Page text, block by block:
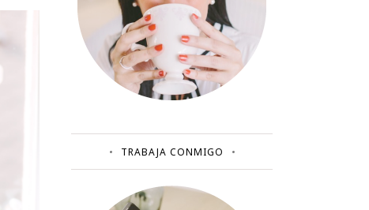
TRABAJA CONMIGO